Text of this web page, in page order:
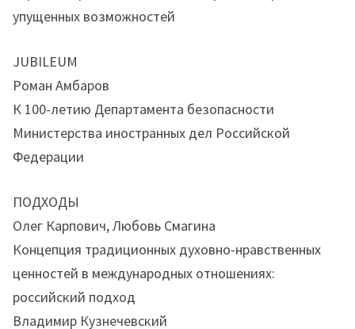
упущенных возможностей
JUBILEUM
Роман Амбаров
К 100-летию Департамента безопасности
Министерства иностранных дел Российской
Федерации
ПОДХОДЫ
Олег Карпович, Любовь Смагина
Концепция традиционных духовно-нравственных
ценностей в международных отношениях:
российский подход
Владимир Кузнечевский